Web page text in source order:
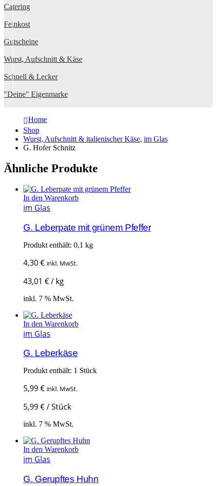
Catering
Feinkost
Gutscheine
Wurst, Aufschnitt & Käse
Schnell & Lecker
"Deine" Eigenmarke
Home
Shop
Wurst, Aufschnitt & italienischer Käse, im Glas
G. Hofer Schnitz
Ähnliche Produkte
In den Warenkorb
im Glas
G. Leberpate mit grünem Pfeffer
Produkt enthält: 0,1 kg
4,30€ inkl. MwSt.
43,01 €/ kg
inkl. 7 % MwSt.
In den Warenkorb
im Glas
G. Leberkäse
Produkt enthält: 1 Stück
5,99€ inkl. MwSt.
5,99€/Stück
inkl. 7 % MwSt.
In den Warenkorb
im Glas
G. Gerupftes Huhn